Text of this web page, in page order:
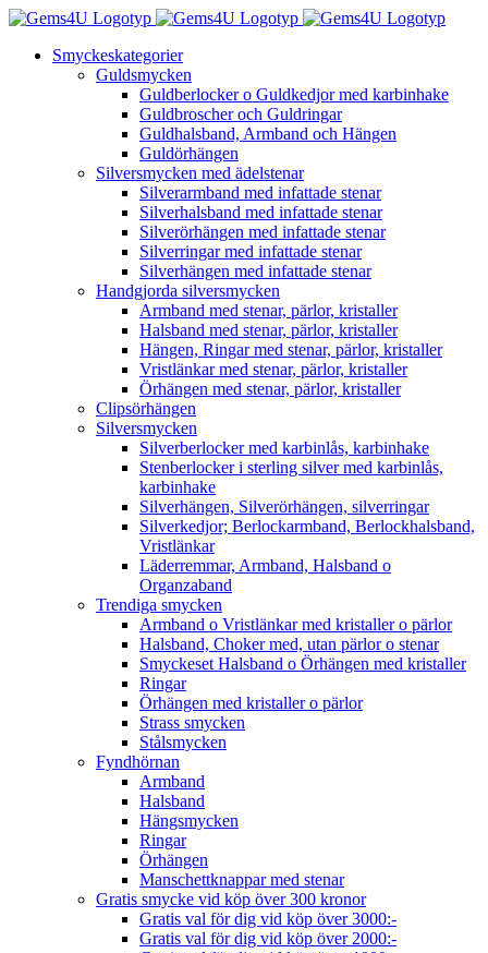
Fortsätt
innehålletSmyckeskategorier
Guldsmycken
Guldberlocker o Guldkedjor med karbinhake
Guldbroscher och Guldringar
Guldhalsband, Armband och Hängen
Guldörhängen
Silversmycken med ädelstenar
Silverarmband med infattade stenar
Silverhalsband med infattade stenar
Silverörhängen med infattade stenar
Silverringar med infattade stenar
Silverhängen med infattade stenar
Handgjorda silversmycken
Armband med stenar, pärlor, kristaller
Halsband med stenar, pärlor, kristaller
Hängen, Ringar med stenar, pärlor, kristaller
Vristlänkar med stenar, pärlor, kristaller
Örhängen med stenar, pärlor, kristaller
Clipsörhängen
Silversmycken
Silverberlocker med karbinlås, karbinhake
Stenberlocker i sterling silver med karbinlås,
karbinhake
Silverhängen, Silverörhängen, silverringar
Silverkedjor; Berlockarmband, Berlockhalsband,
Vristlänkar
Läderremmar, Armband, Halsband o
Organzaband
Trendiga smycken
Armband o Vristlänkar med kristaller o pärlor
Halsband, Choker med, utan pärlor o stenar
Smyckeset Halsband o Örhängen med kristaller
Ringar
Örhängen med kristaller o pärlor
Strass smycken
Stålsmycken
Fyndhörnan
Armband
Halsband
Hängsmycken
Ringar
Örhängen
Manschettknappar med stenar
Gratis smycke vid köp över 300 kronor
Gratis val för dig vid köp över 3000:-
Gratis val för dig vid köp över 2000:-